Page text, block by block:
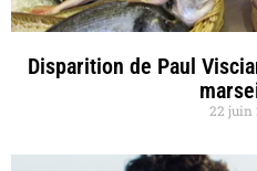
Disparition de Paul
22 juin